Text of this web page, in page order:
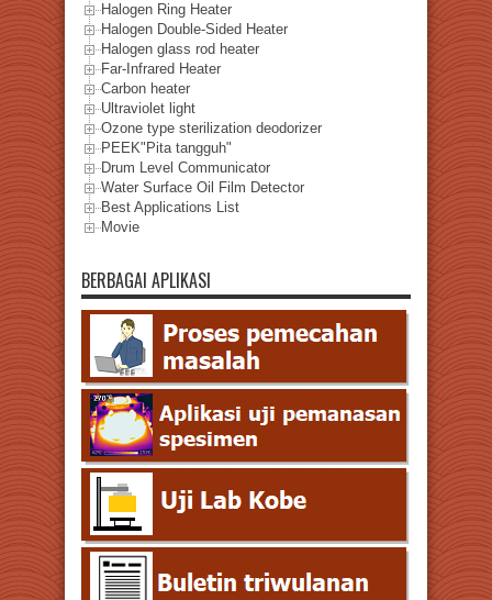
Halogen Ring Heater
Halogen Double-Sided Heater
Halogen glass rod heater
Far-Infrared Heater
Carbon heater
Ultraviolet light
Ozone type sterilization deodorizer
PEEK"Pita tangguh"
Drum Level Communicator
Water Surface Oil Film Detector
Best Applications List
Movie
BERBAGAI APLIKASI